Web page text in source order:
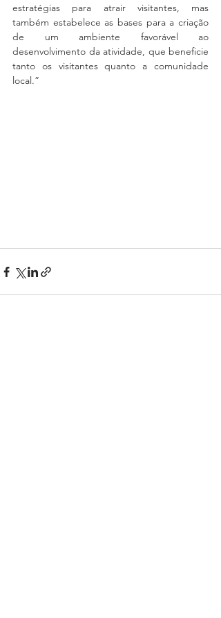
estratégias para atrair visitantes, mas
também estabelece as bases para a criação
de um ambiente favorável ao
desenvolvimento da atividade, que beneficie
tanto os visitantes quanto a comunidade
local.”